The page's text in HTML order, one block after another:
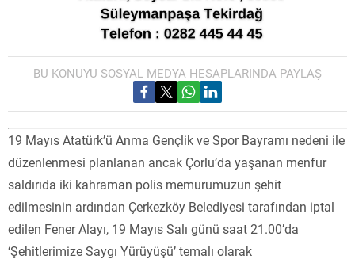
BU KONUYU SOSYAL MEDYA HESAPLARINDA PAYLAŞ
19 Mayıs Atatürk’ü Anma Gençlik ve Spor Bayramı nedeni ile
düzenlenmesi planlanan ancak Çorlu’da yaşanan menfur
saldırıda iki kahraman polis memurumuzun şehit
edilmesinin ardından Çerkezköy Belediyesi tarafından iptal
edilen Fener Alayı, 19 Mayıs Salı günü saat 21.00’da
‘Şehitlerimize Saygı Yürüyüşü’ temalı olarak